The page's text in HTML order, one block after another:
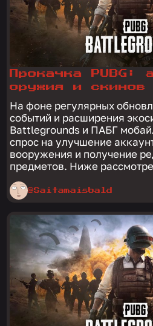
Прокачка PUBG:
оружия и скинов
На фоне регулярных
событий и расширения
Battlegrounds и ПАБГ
спрос на улучшение
вооружения и получение
предметов. Ниже
@Saitamaisbald